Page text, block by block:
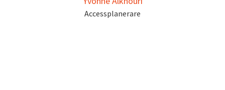
Accessplanerare